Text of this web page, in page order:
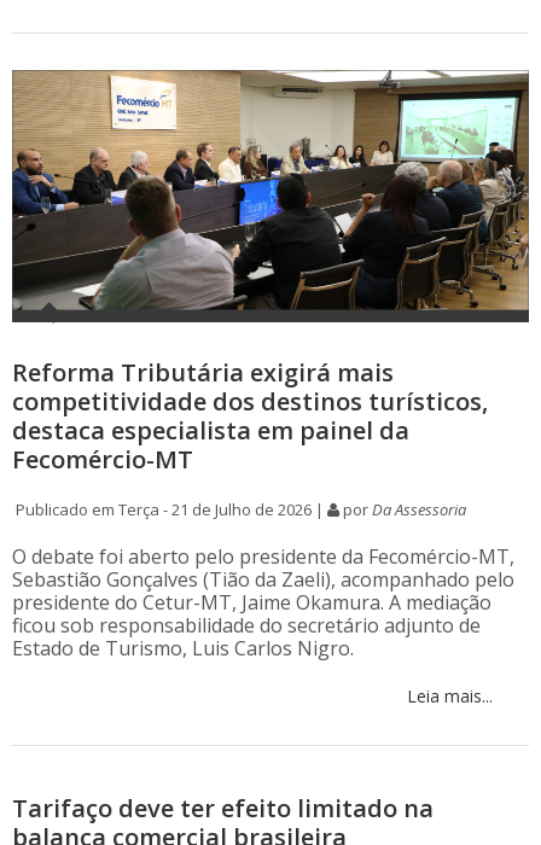
Reforma Tributária exigirá mais
competitividade dos destinos turísticos,
destaca especialista em painel da
Fecomércio-MT
Publicado em Terça - 21 de Julho de 2026 | porDa Assessoria
O debate foi aberto pelo presidente da Fecomércio-MT,
Sebastião Gonçalves (Tião da Zaeli), acompanhado pelo
presidente do Cetur-MT, Jaime Okamura. A mediação
ficou sob responsabilidade do secretário adjunto de
Estado de Turismo, Luis Carlos Nigro.
Leia mais...
Tarifaço deve ter efeito limitado na
balança comercial brasileira